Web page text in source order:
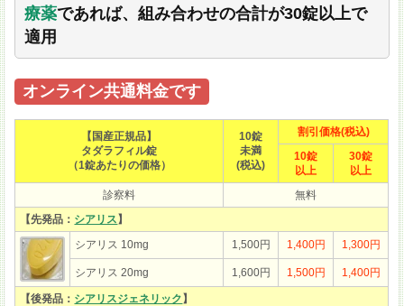
療薬であれば、組み合わせの合計が30錠以上で
適用
オンライン共通料金です
【国産正規品】
タダラフィル錠
（1錠あたりの価格）
10錠
未満
(税込)
割引価格(税込)
10錠
以上
30錠
以上
診察料
無料
【先発品： シアリス】
シアリス 10mg
1,500円 1,400円 1,300円
シアリス 20mg 1,600円 1,500円 1,400円
【後発品： シアリスジェネリック】